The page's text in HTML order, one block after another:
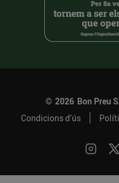
© 2026 Bon Preu
Condicions d’ús